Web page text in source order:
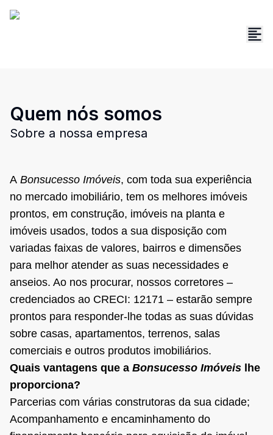
Quem nós somos
Sobre a nossa empresa
A Bonsucesso Imóveis, com toda sua experiência
no mercado imobiliário, tem os melhores imóveis
prontos, em construção, imóveis na planta e
imóveis usados, todos a sua disposição com
variadas faixas de valores, bairros e dimensões
para melhor atender as suas necessidades e
anseios. Ao nos procurar, nossos corretores –
credenciados ao CRECI: 12171 – estarão sempre
prontos para responder-lhe todas as suas dúvidas
sobre casas, apartamentos, terrenos, salas
comerciais e outros produtos imobiliários.
Quais vantagens que a Bonsucesso Imóveis lhe
proporciona?
Parcerias com várias construtoras da sua cidade;
Acompanhamento e encaminhamento do